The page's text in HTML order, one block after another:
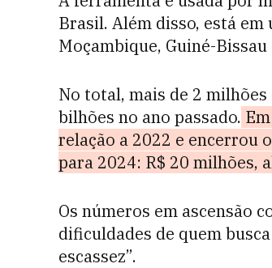
Brasil. Além disso, está
Moçambique, Guiné-Bissau
No total, mais de 2
bilhões no ano passado.
relação a 2022 e encerrou
para 2024: R$ 20 milhões,
Os números em ascensão
dificuldades de quem
escassez”.